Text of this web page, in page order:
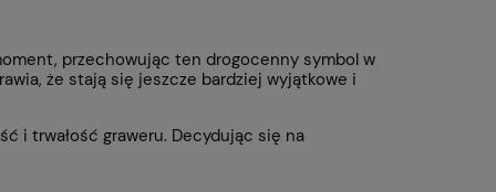
przechowując ten drogocenny symbol w
że stają się jeszcze bardziej wyjątkowe i
i trwałość graweru. Decydując się na